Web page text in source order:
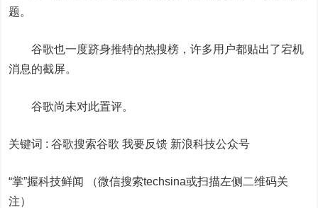
题。
谷歌也一度跻身推特的热搜榜，许多用户都贴出了宕机
消息的截屏。
谷歌尚未对此置评。
关键词 :谷歌搜索谷歌 我要反馈 新浪科技公众号
“掌”握科技鲜闻 （微信搜索techsina或扫描左侧二维码关
注）